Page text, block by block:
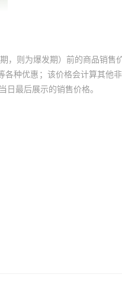
，则为爆发期）前的商品销售
各种优惠；该价格会计算其他
最后展示的销售价格。